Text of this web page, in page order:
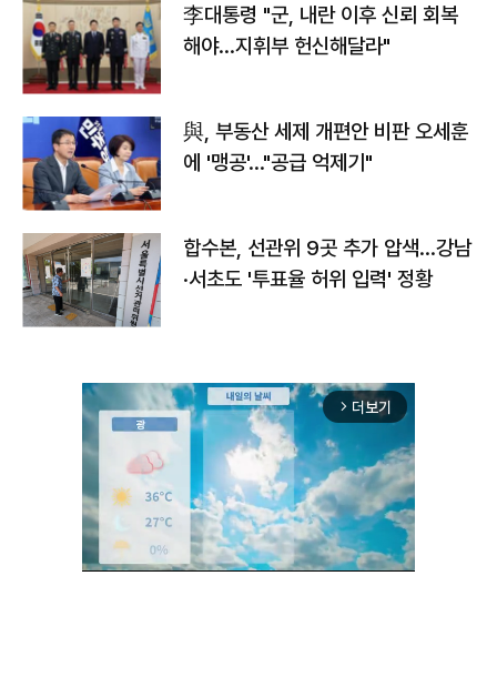
李대통령 "군, 내란 이후 신뢰 회복
해야…지휘부 헌신해달라"
與, 부동산 세제 개편안 비판 오세훈
에 '맹공'…"공급 억제기"
합수본, 선관위 9곳 추가 압색…강남
·서초도 '투표율 허위 입력' 정황
arrow_forward_ios 더보기